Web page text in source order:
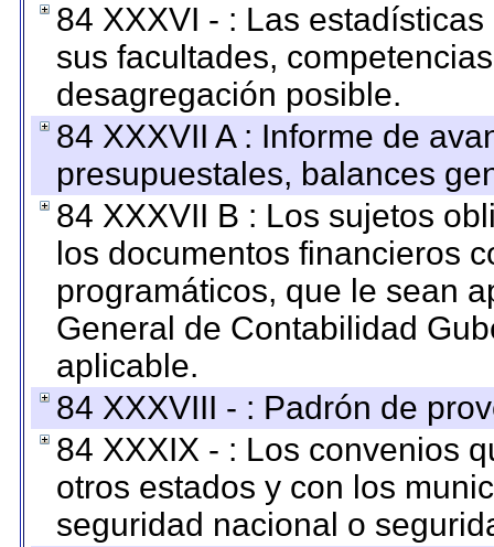
84 XXXVI - : Las
sus facultades,
desagregación posible.
84 XXXVII A : Informe de
presupuestales, balances
84 XXXVII B : Los sujetos
los documentos financieros
programáticos, que le sean
General de Contabilidad
aplicable.
84 XXXVIII - : Padrón de
84 XXXIX - : Los convenios
otros estados y con los
seguridad nacional o